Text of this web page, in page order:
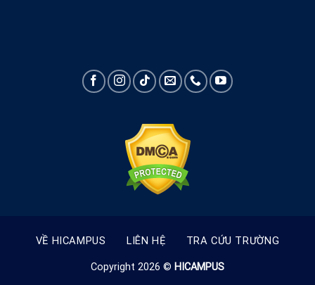
VỀ HICAMPUS LIÊN HỆ TRA CỨU TRƯỜNG
Copyright 2026 © HICAMPUS